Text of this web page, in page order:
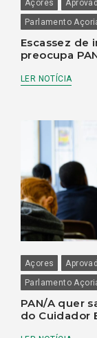
Açores
Parlamento
Escassez de
preocupa
LER NOTÍCIA
Açores
Parlamento
PAN/A quer
do Cuidador